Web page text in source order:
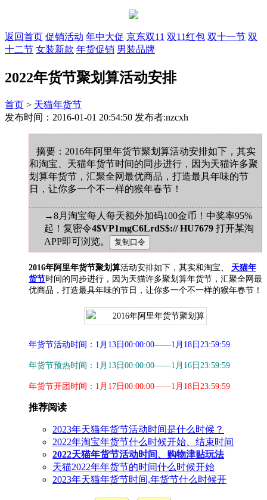
返回首页 促销活动 年中大促 京东双11 双11红包 双十一节 双
十二节 女装新款 年货促销 男装品牌
2022年货节聚划算活动安排
首页 > 天猫年货节
发布时间：2016-01-01 20:54:50 发布者:nzcxh
摘要：2016年阿里年货节聚划算活动安排如下，其实
和淘宝、天猫年货节时间的同步进行，因为天猫许多聚
划算年货节，汇聚全网最优商品，打造最具年味的节
日，让你多一个不一样的猴年春节！
→8月淘宝每人每天额外加码100金币！中奖率95%
起！复密令4$VP1mgC6LrdS$:// HU7679 打开某淘
APP即可浏览。
2016年阿里年货节聚划算活动安排如下，其实和淘宝、
天猫年
货节时间的同步进行，因为天猫许多聚划算年货节，汇聚全网最
优商品，打造最具年味的节日，让你多一个不一样的猴年春节！
年货节活动时间：1月13日00:00:00——1月18日23:59:59
年货节预热时间：1月13日00:00:00——1月16日23:59:59
年货节开团时间：1月17日00:00:00——1月18日23:59:59
推荐阅读
2023年天猫年货节活动时间是什么时候？
2022年淘宝年货节什么时候开始、结束时间
2022天猫年货节活动时间、购物津贴玩法
天猫2022年年货节的时间什么时候开始
2023年天猫年货节时间,年货节什么时候开